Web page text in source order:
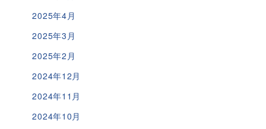
2025年4月
2025年3月
2025年2月
2024年12月
2024年11月
2024年10月